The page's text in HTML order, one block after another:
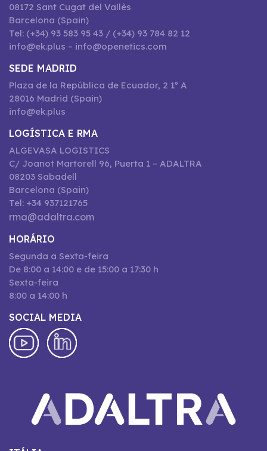
08172 Sant Cugat del Vallès
Barcelona (Spain)
Tel: (+34) 93 583 95 43 / (+34) 93 784 82 12
info@ek.plus – info@openetics.com
SEDE MADRID
Plaza de la República de Ecuador, 2 1º A
28016 Madrid (Spain)
info@ek.plus
LOGÍSTICA E RMA
ALGEVASA LOGISTICS
C/ Joanot Martorell 96, Puerta 1 – ADALTRA
08203 Sabadell
Barcelona (Spain)
Tel: +34 937121765
rma@adaltra.com
HORÁRIO
Segunda a Sexta-feira
De 8:00 a 14:00 e de 15:00 a 17:30 h
Sexta-feira
8:00 a 14:00 h
SOCIAL MEDIA